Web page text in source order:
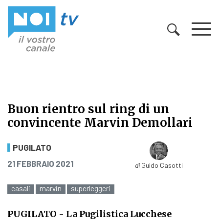
Buon rientro sul ring di un
convincente Marvin Demollari
Buon rientro sul ring di un
PUGILATO
PUBBLICATO IL
21 FEBBRAIO 2021 diGuido Casotti
casali marvin superleggeri
PUGILATO - La Pugilistica Lucchese